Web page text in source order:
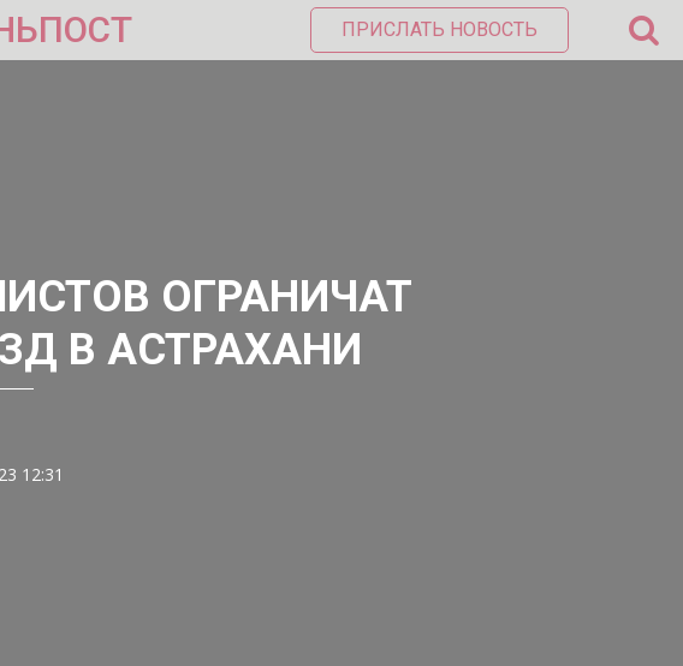
ПРИСЛАТЬ НОВОСТЬ
ОГРАНИЧАТ
В АСТРАХАНИ
12:31